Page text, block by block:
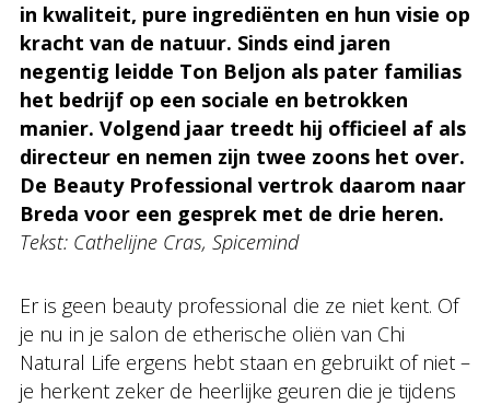
in kwaliteit, pure ingrediënten en hun visie op
kracht van de natuur. Sinds eind jaren
negentig leidde Ton Beljon als pater familias
het bedrijf op een sociale en betrokken
manier. Volgend jaar treedt hij officieel af als
directeur en nemen zijn twee zoons het over.
De Beauty Professional vertrok daarom naar
Breda voor een gesprek met de drie heren.
Tekst: Cathelijne Cras, Spicemind
Er is geen beauty professional die ze niet kent. Of
je nu in je salon de etherische oliën van Chi
Natural Life ergens hebt staan en gebruikt of niet –
je herkent zeker de heerlijke geuren die je tijdens